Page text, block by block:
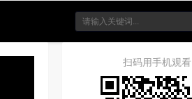
扫码用手机观看